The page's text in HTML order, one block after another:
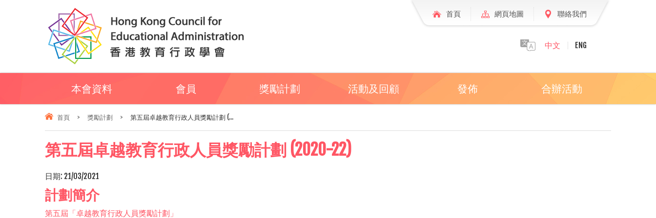
首頁 網頁地圖 聯絡我們
中文 ENG
本會資料 會員 獎勵計劃 活動及回顧 發佈 合辦活動
首頁 > 獎勵計劃 > 第五屆卓越教育行政人員獎勵計劃 (...
第五屆卓越教育行政人員獎勵計劃 (2020-22)
日期: 21/03/2021
計劃簡介
第五屆「卓越教育行政人員獎勵計劃」